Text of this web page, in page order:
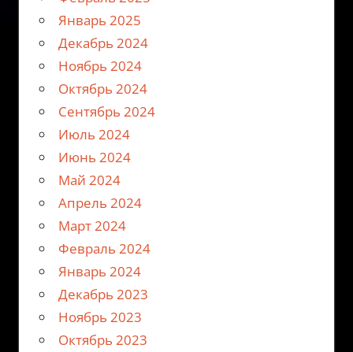
Январь 2025
Декабрь 2024
Ноябрь 2024
Октябрь 2024
Сентябрь 2024
Июль 2024
Июнь 2024
Май 2024
Апрель 2024
Март 2024
Февраль 2024
Январь 2024
Декабрь 2023
Ноябрь 2023
Октябрь 2023